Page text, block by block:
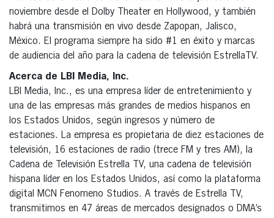
noviembre desde el Dolby Theater en Hollywood, y también
habrá una transmisión en vivo desde Zapopan, Jalisco,
México. El programa siempre ha sido #1 en éxito y marcas
de audiencia del año para la cadena de televisión EstrellaTV.
Acerca de LBI Media, Inc.
LBI Media, Inc., es una empresa líder de entretenimiento y
una de las empresas más grandes de medios hispanos en
los Estados Unidos, según ingresos y número de
estaciones. La empresa es propietaria de diez estaciones de
televisión, 16 estaciones de radio (trece FM y tres AM), la
Cadena de Televisión Estrella TV, una cadena de televisión
hispana líder en los Estados Unidos, así como la plataforma
digital MCN Fenomeno Studios. A través de Estrella TV,
transmitimos en 47 áreas de mercados designados o DMA’s